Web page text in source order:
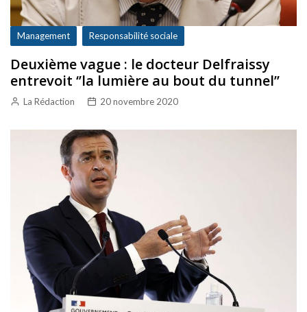
Management Responsabilité sociale
Deuxième vague : le docteur Delfraissy
entrevoit ‘’la lumière au bout du tunnel’’
La Rédaction 20 novembre 2020